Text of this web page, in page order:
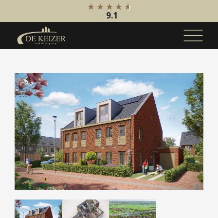
Koopaanbod
Bestaande bouw
Internationaal
Nieuwbouw
Bedrijfsaanbod
Huuraanbod
Bestaande bouw
Internationaal
Nieuwbouw
Bedrijfsaanbod
9.1